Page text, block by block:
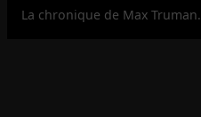
La chronique de Max Truman.